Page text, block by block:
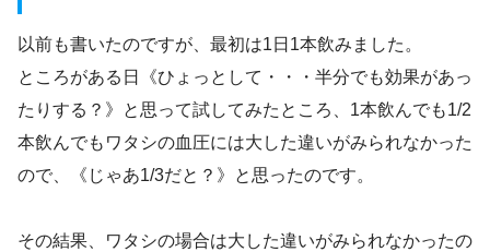
以前も書いたのですが、最初は1日1本飲みました。
ところがある日《ひょっとして・・・半分でも効果があっ
たりする？》と思って試してみたところ、1本飲んでも1/2
本飲んでもワタシの血圧には大した違いがみられなかった
ので、《じゃあ1/3だと？》と思ったのです。
その結果、ワタシの場合は大した違いがみられなかったの